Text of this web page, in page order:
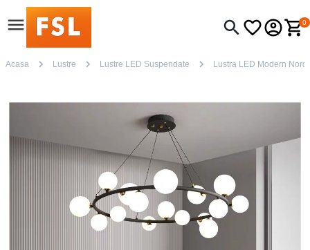
0
Acasa Lustre Lustre LED Suspendate Lustra LED Modern